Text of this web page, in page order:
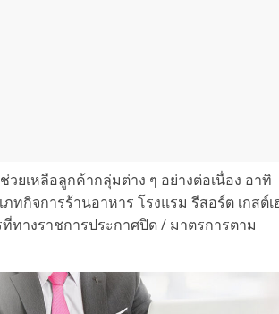
ยเหลือลูกค้ากลุ่มต่าง ๆ อย่างต่อเนื่อง อาทิ
ทกิจการร้านอาหาร โรงแรม รีสอร์ต เกสต์เ
ทางราชการประกาศปิด / มาตรการตาม